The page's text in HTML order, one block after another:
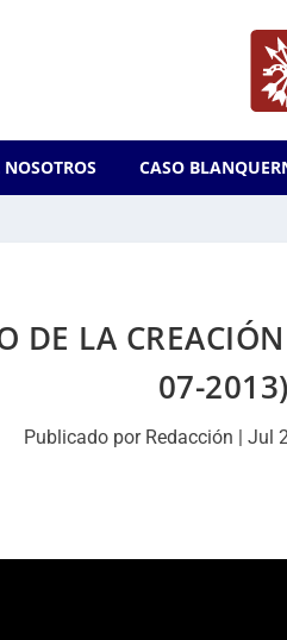
CASO
DE LA
07-2013)
Publicado por Redacción |Jul